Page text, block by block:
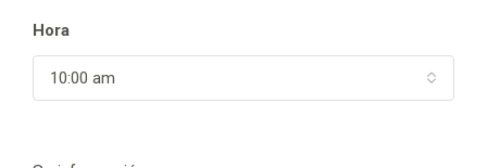
Hora
10:00 am